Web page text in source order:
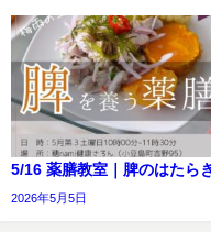
5/16 薬膳教室｜脾のはたら
2026年5月5日